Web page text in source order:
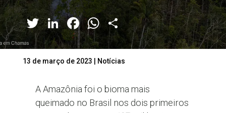
Twitter
LinkedIn
Facebook
WhatsApp
Share
13 de março de 2023 Notícias
A Amazônia foi o bioma mais
queimado no Brasil nos dois primeiros